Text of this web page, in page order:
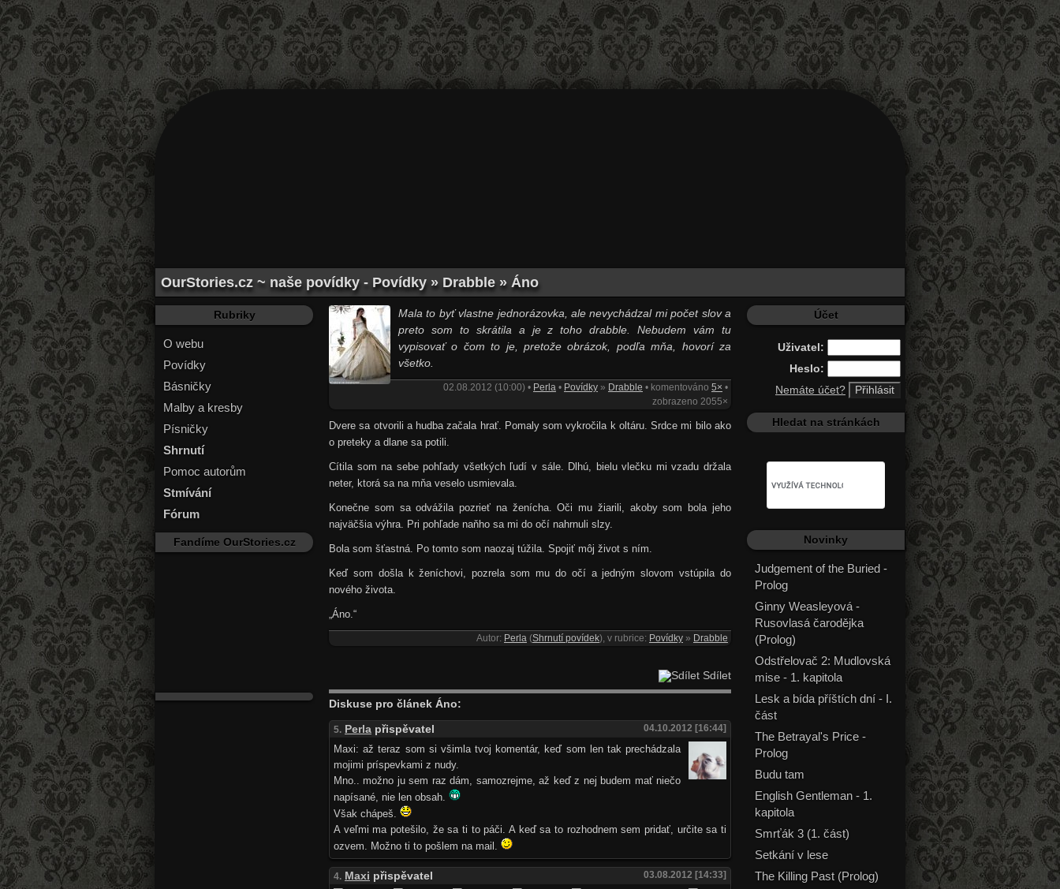
OurStories.cz ~ naše povídky - Povídky » Drabble » Áno
Rubriky
O webu
Povídky
Básničky
Malby a kresby
Písničky
Shrnutí
Pomoc autorům
Stmívání
Fórum
Fandíme OurStories.cz
Mala to byť vlastne jednorázovka, ale nevychádzal mi počet slov a
preto som to skrátila a je z toho drabble. Nebudem vám tu
vypisovať o čom to je, pretože obrázok, podľa mňa, hovorí za
všetko.
02.08.2012 (10:00) • Perla • Povídky » Drabble • komentováno 5× •
zobrazeno 2055×
Dvere sa otvorili a hudba začala hrať. Pomaly som vykročila k oltáru. Srdce mi bilo ako
o preteky a dlane sa potili.
Cítila som na sebe pohľady všetkých ľudí v sále. Dlhú, bielu vlečku mi vzadu držala
neter, ktorá sa na mňa veselo usmievala.
Konečne som sa odvážila pozrieť na ženícha. Oči mu žiarili, akoby som bola jeho
najväčšia výhra. Pri pohľade naňho sa mi do očí nahrnuli slzy.
Bola som šťastná. Po tomto som naozaj túžila. Spojiť môj život s ním.
Keď som došla k ženíchovi, pozrela som mu do očí a jedným slovom vstúpila do
nového života.
„Áno.“
Autor: Perla (Shrnutí povídek), v rubrice: Povídky » Drabble
Sdílet
Diskuse pro článek Áno:
5. Perla přispěvatel 04.10.2012 [16:44]
Maxi: až teraz som si všimla tvoj komentár, keď som len tak prechádzala
mojimi príspevkami z nudy.
Mno.. možno ju sem raz dám, samozrejme, až keď z nej budem mať niečo
napísané, nie len obsah.
Však chápeš.
A veľmi ma potešilo, že sa ti to páči. A keď sa to rozhodnem sem pridať, určite sa ti
ozvem. Možno ti to pošlem na mail.
4. Maxi přispěvatel 03.08.2012 [14:33]
Účet
Uživatel:
Heslo:
Nemáte účet?
Hledat na stránkách
Novinky
Judgement of the Buried -
Prolog
Ginny Weasleyová -
Rusovlasá čarodějka
(Prolog)
Odstřelovač 2: Mudlovská
mise - 1. kapitola
Lesk a bída příštích dní - I.
část
The Betrayal's Price -
Prolog
Budu tam
English Gentleman - 1.
kapitola
Smrťák 3 (1. část)
Setkání v lese
The Killing Past (Prolog)